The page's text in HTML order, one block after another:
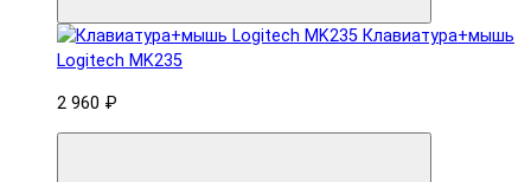
Клавиатура+мышь
Logitech MK235
2 960 ₽